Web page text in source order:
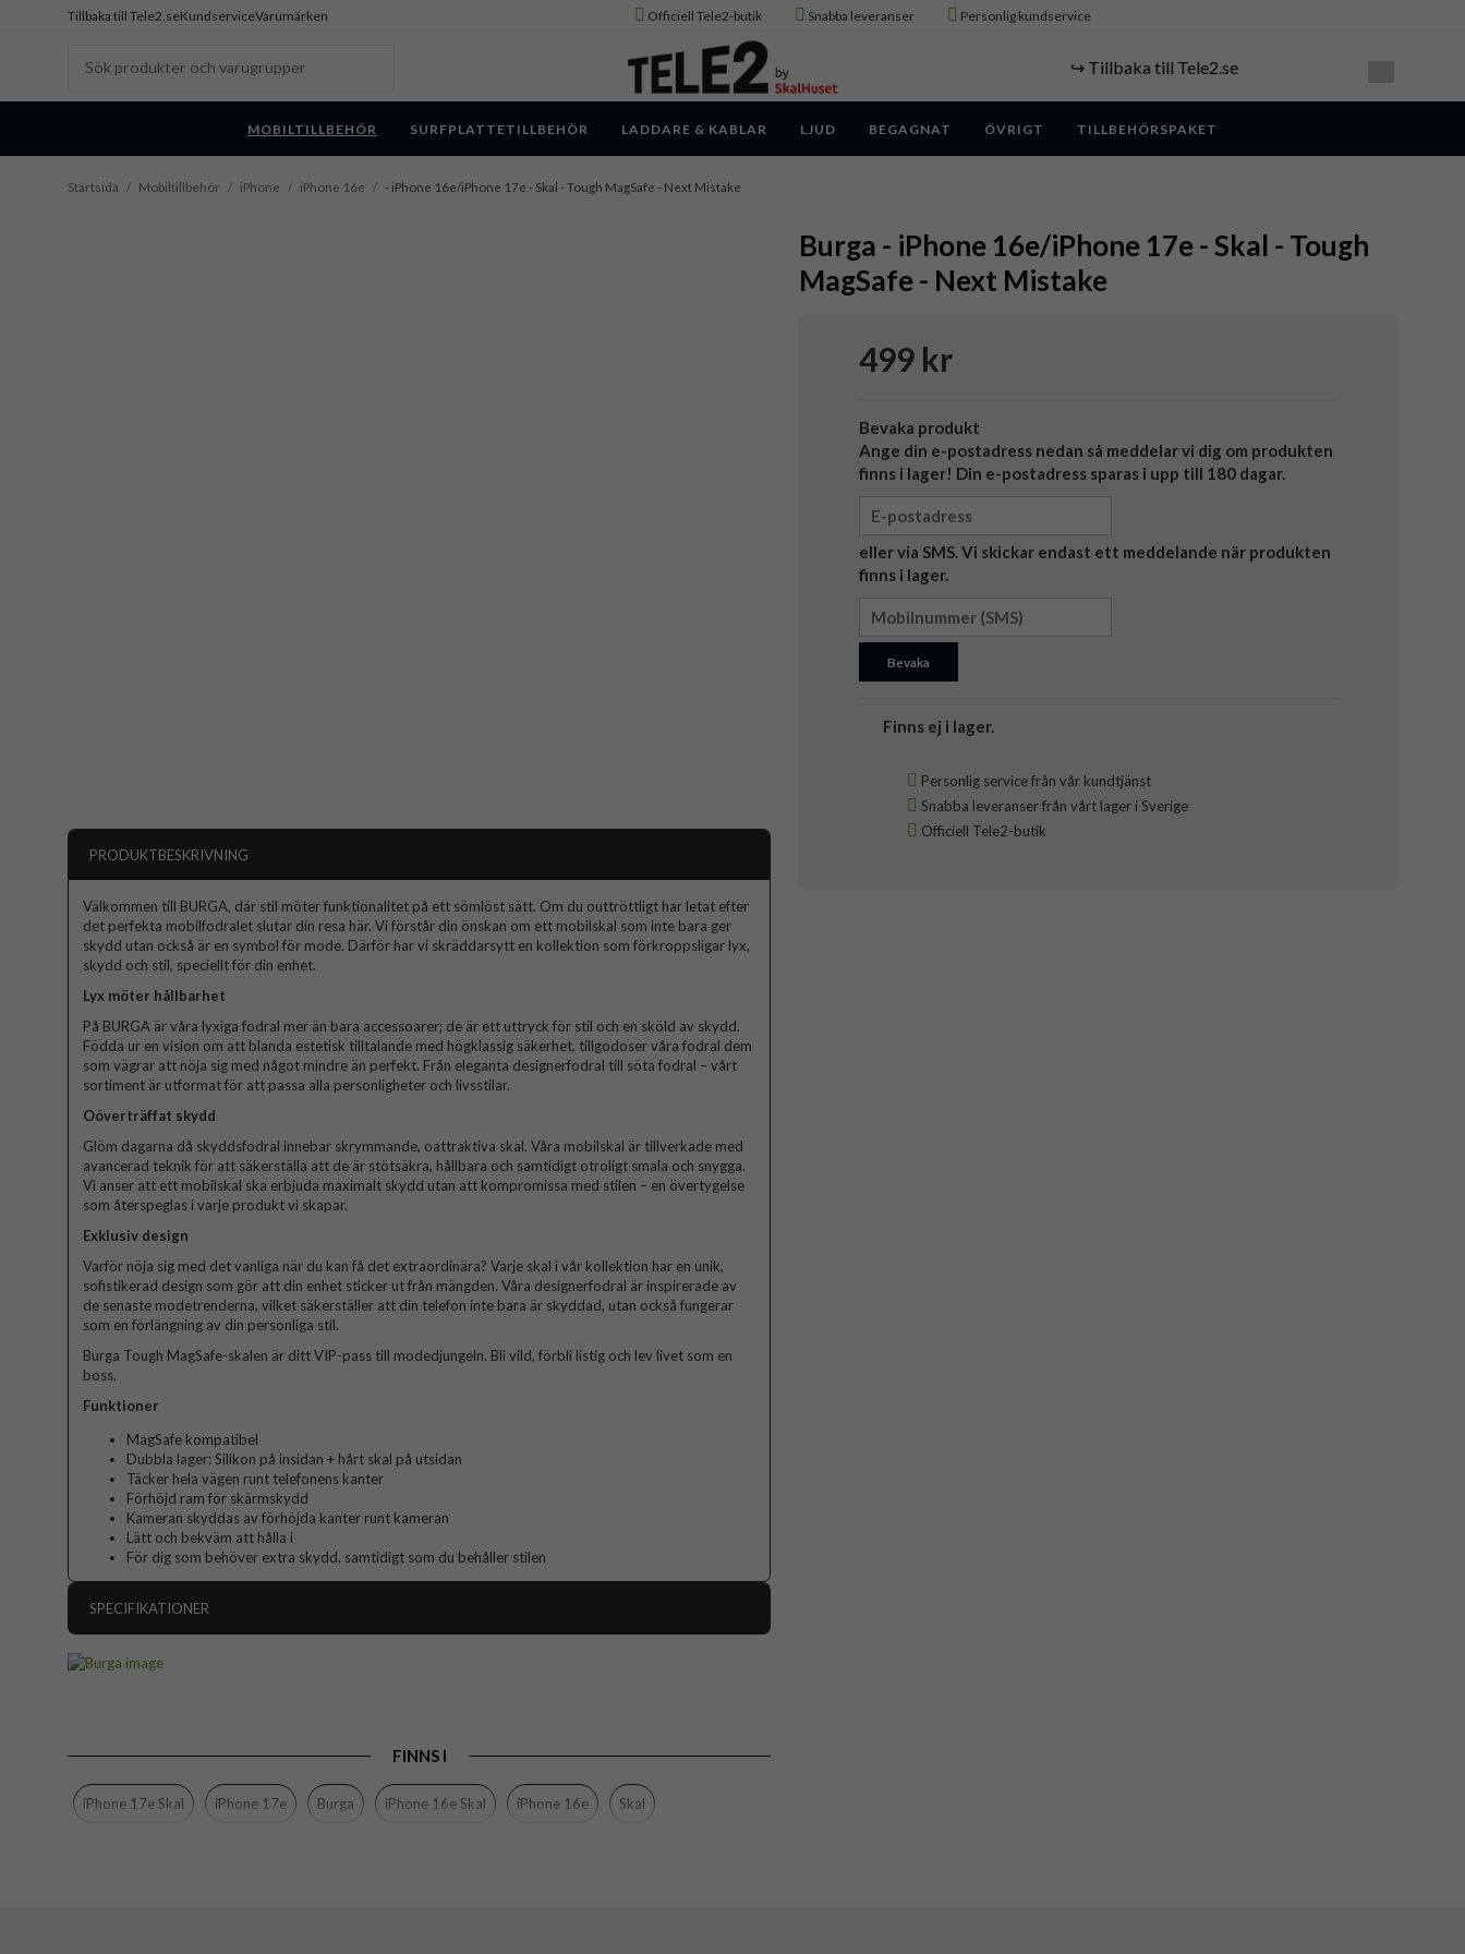
Tillbaka till Tele2.seKundserviceVarumärken Officiell Tele2-butik Snabba leveranser Personlig kundservice
↪️ Tillbaka till Tele2.se
MOBILTILLBEHÖR SURFPLATTETILLBEHÖR LADDARE & KABLAR LJUD BEGAGNAT ÖVRIGT TILLBEHÖRSPAKET
Startsida / Mobiltillbehör / iPhone / iPhone 16e / - iPhone 16e/iPhone 17e - Skal - Tough MagSafe - Next Mistake
Burga - iPhone 16e/iPhone 17e - Skal - Tough
MagSafe - Next Mistake
499 kr
Bevaka produkt
Ange din e-postadress nedan så meddelar vi dig om produkten
finns i lager! Din e-postadress sparas i upp till 180 dagar.
eller via SMS. Vi skickar endast ett meddelande när produkten
finns i lager.
Bevaka
Finns ej i lager.
Personlig service från vår kundtjänst
Snabba leveranser från vårt lager i Sverige
Officiell Tele2-butik
PRODUKTBESKRIVNING
Välkommen till BURGA, där stil möter funktionalitet på ett sömlöst sätt. Om du outtröttligt har letat efter
det perfekta mobilfodralet slutar din resa här. Vi förstår din önskan om ett mobilskal som inte bara ger
skydd utan också är en symbol för mode. Därför har vi skräddarsytt en kollektion som förkroppsligar lyx,
skydd och stil, speciellt för din enhet.
Lyx möter hållbarhet
På BURGA är våra lyxiga fodral mer än bara accessoarer; de är ett uttryck för stil och en sköld av skydd.
Födda ur en vision om att blanda estetisk tilltalande med högklassig säkerhet, tillgodoser våra fodral dem
som vägrar att nöja sig med något mindre än perfekt. Från eleganta designerfodral till söta fodral – vårt
sortiment är utformat för att passa alla personligheter och livsstilar.
Oöverträffat skydd
Glöm dagarna då skyddsfodral innebar skrymmande, oattraktiva skal. Våra mobilskal är tillverkade med
avancerad teknik för att säkerställa att de är stötsäkra, hållbara och samtidigt otroligt smala och snygga.
Vi anser att ett mobilskal ska erbjuda maximalt skydd utan att kompromissa med stilen – en övertygelse
som återspeglas i varje produkt vi skapar.
Exklusiv design
Varför nöja sig med det vanliga när du kan få det extraordinära? Varje skal i vår kollektion har en unik,
sofistikerad design som gör att din enhet sticker ut från mängden. Våra designerfodral är inspirerade av
de senaste modetrenderna, vilket säkerställer att din telefon inte bara är skyddad, utan också fungerar
som en förlängning av din personliga stil.
Burga Tough MagSafe-skalen är ditt VIP-pass till modedjungeln. Bli vild, förbli listig och lev livet som en
boss.
Funktioner
MagSafe kompatibel
Dubbla lager: Silikon på insidan + hårt skal på utsidan
Täcker hela vägen runt telefonens kanter
Förhöjd ram för skärmskydd
Kameran skyddas av förhöjda kanter runt kameran
Lätt och bekväm att hålla i
För dig som behöver extra skydd, samtidigt som du behåller stilen
SPECIFIKATIONER
Färg
Flerfärgad
Material
Hårdplast (PC), Mjukplast (TPU)
FINNS I
iPhone 17e Skal iPhone 17e Burga iPhone 16e Skal iPhone 16e Skal